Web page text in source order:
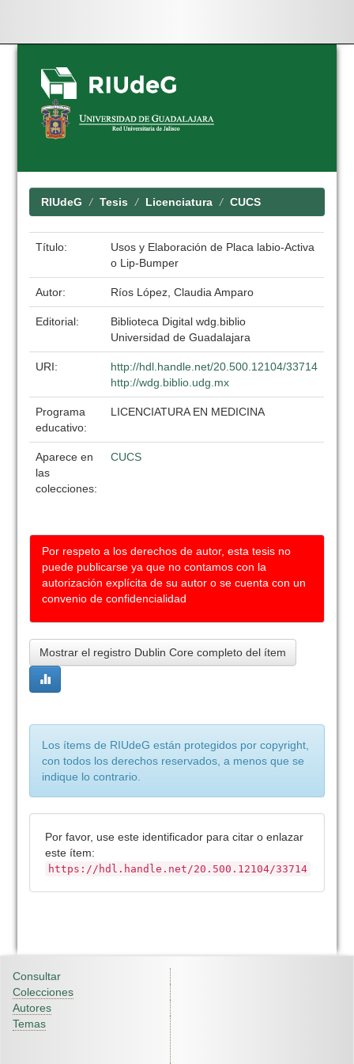
Skip
navigation
RIUdeG Tesis Licenciatura CUCS
Título:
Usos y Elaboración de Placa labio-Activa
o Lip-Bumper
Autor: Ríos López, Claudia Amparo
Editorial:
Biblioteca Digital wdg.biblio
Universidad de Guadalajara
URI:
http://hdl.handle.net/20.500.12104/33714
http://wdg.biblio.udg.mx
Programa
educativo:
LICENCIATURA EN MEDICINA
Aparece en
las
colecciones:
CUCS
Por respeto a los derechos de autor, esta tesis no
puede publicarse ya que no contamos con la
autorización explícita de su autor o se cuenta con un
convenio de confidencialidad
Mostrar el registro Dublin Core completo del ítem
Los ítems de RIUdeG están protegidos por copyright,
con todos los derechos reservados, a menos que se
indique lo contrario.
Por favor, use este identificador para citar o enlazar
este ítem:
https://hdl.handle.net/20.500.12104/33714
Consultar
Colecciones
Autores
Temas